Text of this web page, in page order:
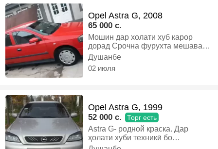
Opel Astra G, 2008
65 000 c.
Мошин дар холати хуб карор
дорад Срочна фурухта мешавад
Мошинча гарени эконамични,
Бензин, Механика, Хэтчбек
Душанбе
02 июля
Opel Astra G, 1999
52 000 c. Торг есть
Astra G- родной краска. Дар
ҳолати хуби техникӣ бо
Кондиционер, Ҳуҷҷатҳои солона,